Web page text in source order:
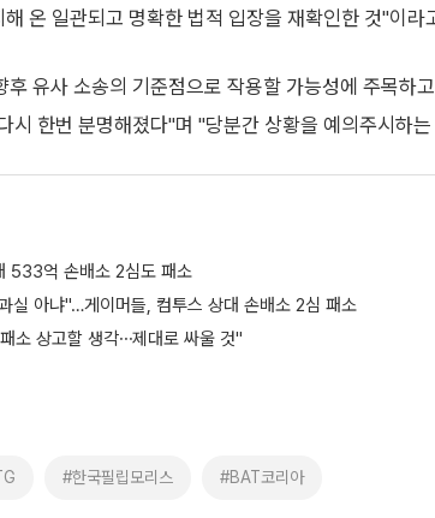
온 일관되고 명확한 법적 입장을 재확인한 것"이라
유사 소송의 기준점으로 작용할 가능성에 주목하
시 한번 분명해졌다"며 "당분간 상황을 예의주시하
533억 손배소 2심도 패소
실 아냐"…게이머들, 컴투스 상대 손배소 2심 패소
소 상고할 생각⋯제대로 싸울 것"
#한국필립모리스 #BAT코리아